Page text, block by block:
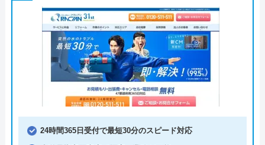
24時間365日受付で最短30分のスピード対応